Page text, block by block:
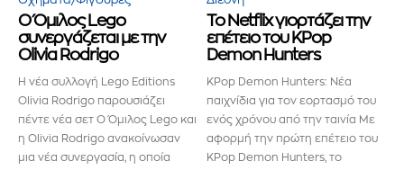
αγοράς.
στον ιστότοπό μας ή κάντε κλικ στο κουμπί εγγραφής
παρακάτω. Μην ανησυχείτε, σεβόμαστε την ιδιωτικότητά σας
και δεν θα σας στείλουμε ανεπιθύμητα μηνύματα. Οι
πληροφορίες σας είναι ασφαλείς μαζί μας.
Ο Όμιλος Lego
συνεργάζεται με την
Olivia Rodrigo
Η νέα συλλογή Lego Editions
Olivia Rodrigo παρουσιάζει
πέντε νέα σετ Ο Όμιλος Lego και
η Olivia Rodrigo ανακοίνωσαν
μια νέα συνεργασία, η οποία
Το Netflix γιορτάζει την
επέτειο του KPop
Demon Hunters
KPop Demon Hunters: Νέα
παιχνίδια για τον εορτασμό του
ενός χρόνου από την ταινία Με
αφορμή την πρώτη επέτειο του
KPop Demon Hunters, το